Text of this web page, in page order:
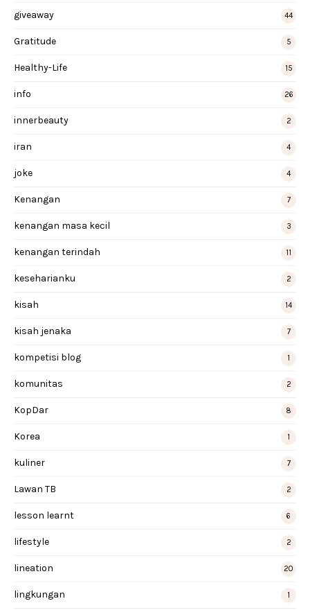
giveaway 44
Gratitude 5
Healthy-Life 15
info 26
innerbeauty 2
iran 4
joke 4
Kenangan 7
kenangan masa kecil 3
kenangan terindah 11
keseharianku 2
kisah 14
kisah jenaka 7
kompetisi blog 1
komunitas 2
KopDar 8
Korea 1
kuliner 7
Lawan TB 2
lesson learnt 6
lifestyle 2
lineation 20
lingkungan 1